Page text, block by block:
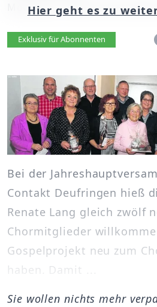
Montag, 07. März 2016, 06:00
Artikel vorlesen
Exklusiv für Abonnenten
Bei der
Contakt Deufringen hieß
Renate Lang gleich zwölf
Chormitglieder
Gospelprojekt neu zum
haben. Damit ...
Hier geht es zu
Sie wollen nichts mehr